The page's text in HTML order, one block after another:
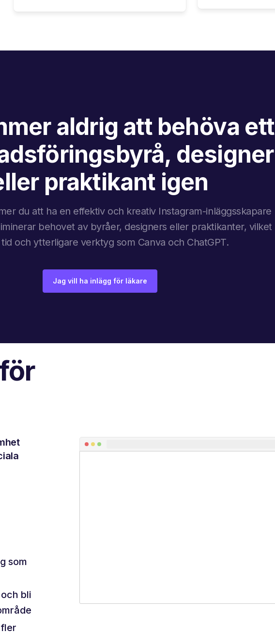
aldrig att behöva ett
designer
praktikant igen
du att ha en effektiv och kreativ Instagram-inläggsskapare
behovet av byråer, designers eller praktikanter, vilket
och ytterligare verktyg som Canva och ChatGPT.
Jag vill ha inlägg för läkare
som
bli